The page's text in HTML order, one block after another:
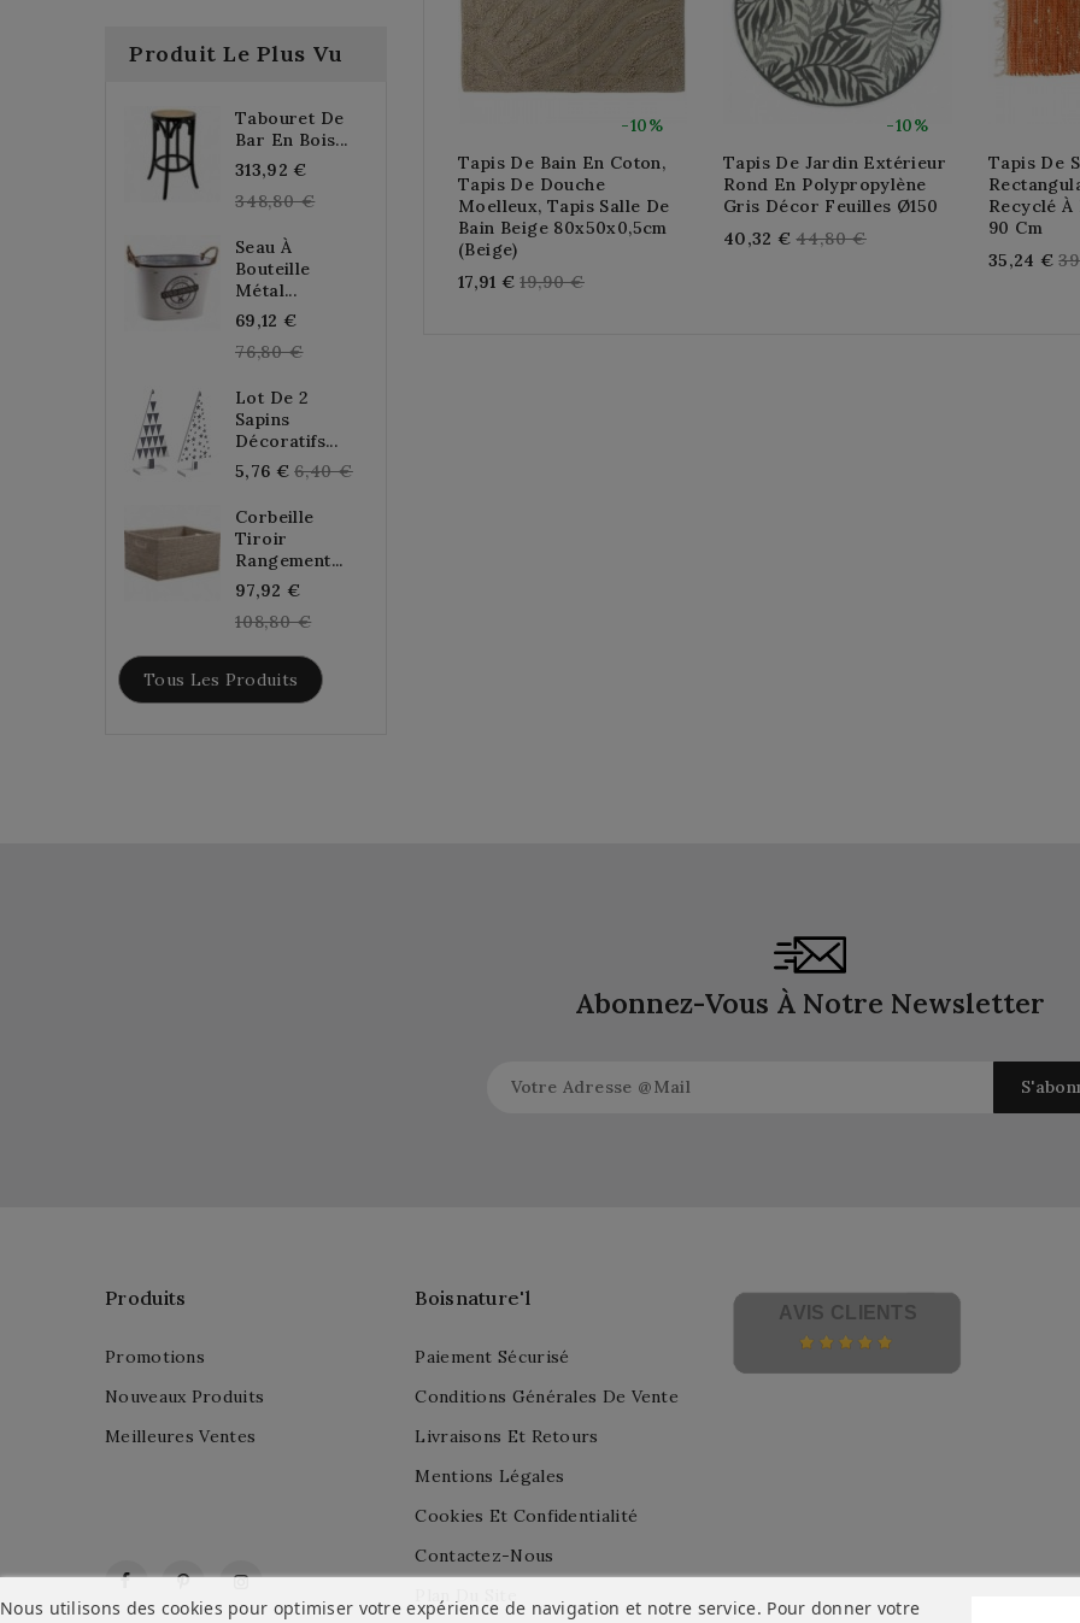
Produit Le Plus Vu
Tabouret De
Bar En Bois...
313,92 €
price
348,80 €
Seau À
Bouteille
Métal...
69,12 €
price
76,80 €
Lot De 2
Sapins
Décoratifs...
5,76 € Regular
6,40 €
Corbeille
Tiroir
Rangement...
97,92 €
price
108,80 €
Tous Les Produits
-10%
Tapis De Bain En Coton,
Tapis De Douche
Moelleux, Tapis Salle De
Bain Beige 80x50x0,5cm
(Beige)
17,91 € Regular
19,90 €
-10%
Tapis De Jardin Extérieur
Rond En Polypropylène
Gris Décor Feuilles Ø150
40,32 € Regular
44,80 €
Tapis De
Recyclé À
90 Cm
35,24 €
Abonnez-Vous À Notre Newsletter
FacebookPinterestInstagram
Produits
Promotions
Nouveaux Produits
Meilleures Ventes
Boisnature'l
Paiement Sécurisé
Conditions Générales De Vente
Livraisons Et Retours
Mentions Légales
Cookies Et Confidentialité
Contactez-Nous
Nous utilisons des cookies pour optimiser votre expérience de navigation et notre service. Pour donner votre
AVIS CLIENTS